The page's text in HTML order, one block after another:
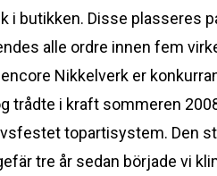
i butikken. Disse plasseres
alle ordre innen fem
Nikkelverk er
trådte i kraft sommeren
topartisystem. Den
tre år sedan började vi